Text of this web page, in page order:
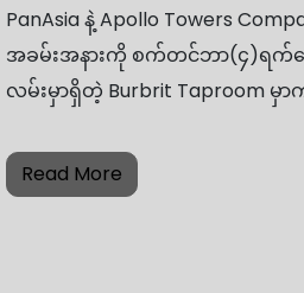
PanAsia နဲ့ Apollo Towers
အခမ်းအနားကို စက်တင်ဘာ(၄)ရက်န
လမ်းမှာရှိတဲ့ Burbrit Taproom မှာ
Read More